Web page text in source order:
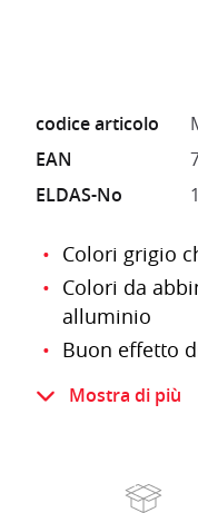
codice articolo
EAN
ELDAS-No
Colori grigio
Colori da
alluminio
Buon effetto
Plastica
Le buste
Mostra di più